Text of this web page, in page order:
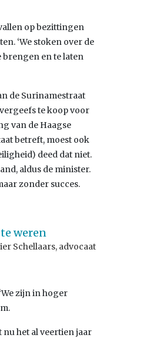
op bezittingen
‘We stoken over de
brengen en te laten
de Surinamestraat
te koop voor
van de Haagse
betreft, moest ook
deed dat niet.
aldus de minister.
zonder succes.
weren
Schellaars, advocaat
zijn in hoger
het al veertien jaar